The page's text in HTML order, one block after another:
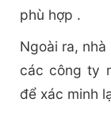
phù hợp .
Ngoài ra,
các công ty
để xác minh